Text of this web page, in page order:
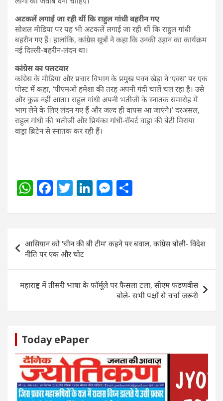
अटकलें लगाई जा रही थीं कि राहुल गांधी बहरीन गए
सोशल मीडिया पर यह भी अटकलें लगाई जा रही थीं कि राहुल गांधी
बहरीन गए हैं। हालांकि, कांग्रेस सूत्रों ने कहा कि उनकी उड़ान का कार्यक्रम
नई दिल्ली-बहरीन-लंदन था।
कांग्रेस का पलटवार
कांग्रेस के मीडिया और प्रचार विभाग के प्रमुख पवन खेड़ा ने ‘एक्स’ पर एक
पोस्ट में कहा, ‘पीएमओ हमेशा की तरह अपनी गंदी चालें चल रहा है। उसे
और कुछ नहीं आता। राहुल गांधी अपनी भतीजी के स्नातक समारोह में
भाग लेने के लिए लंदन गए हैं और जल्द ही वापस आ जाएंगे।’ दरअसल,
राहुल गांधी की भतीजी और प्रियंका गांधी-रॉबर्ट वाड्रा की बेटी मिराया
वाड्रा ब्रिटेन से स्नातक कर रही हैं।
W
at
s
A
p
p
F
c
e
b
o
o
T
itt
er
Li
k
e
dI
n
M
ss
e
n
g
er
ar
e
navigation
आसियान को ‘चीन की बी टीम’ कहने पर बवाल, कांग्रेस बोली- विदेश
नीति पर एक और चोट
महाराष्ट्र में तीसरी भाषा के फॉर्मूले पर फैसला टला, सीएम फडणवीस
बोले- सभी पक्षों से चर्चा जरूरी
Today ePaper